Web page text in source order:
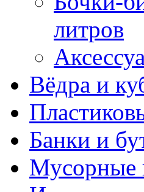
литров
Вёдра и
Банки и
Мусорные